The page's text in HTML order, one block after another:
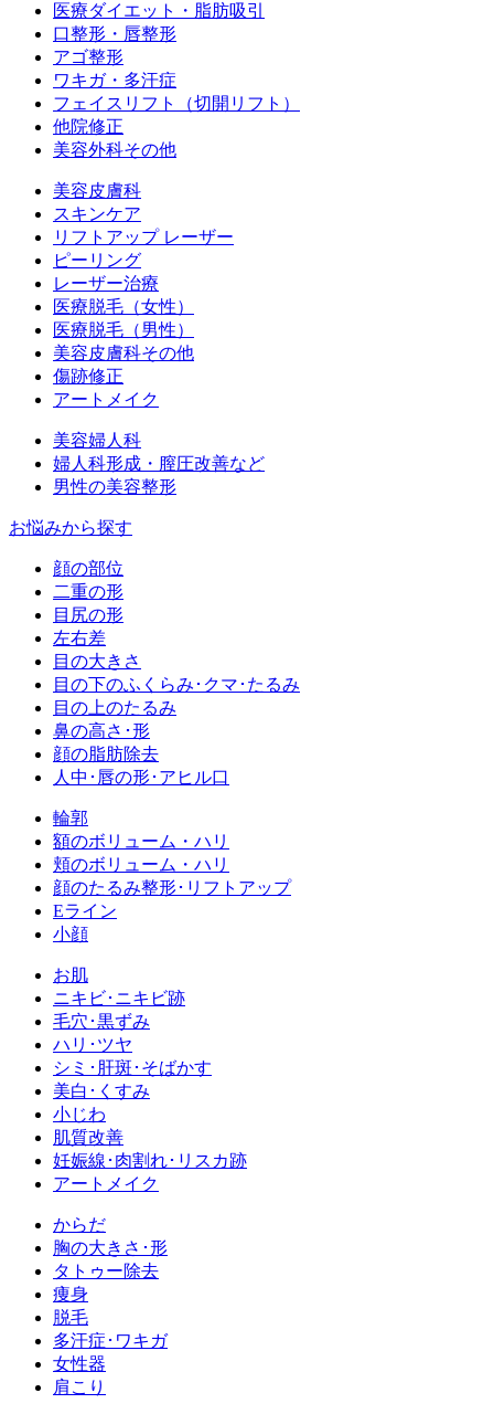
医療ダイエット・脂肪吸引
口整形・唇整形
アゴ整形
ワキガ・多汗症
フェイスリフト（切開リフト）
他院修正
美容外科その他
美容皮膚科
スキンケア
リフトアップ レーザー
ピーリング
レーザー治療
医療脱毛（女性）
医療脱毛（男性）
美容皮膚科その他
傷跡修正
アートメイク
美容婦人科
婦人科形成・膣圧改善など
男性の美容整形
お悩みから探す
顔の部位
二重の形
目尻の形
左右差
目の大きさ
目の下のふくらみ･クマ･たるみ
目の上のたるみ
鼻の高さ･形
顔の脂肪除去
人中･唇の形･アヒル口
輪郭
額のボリューム・ハリ
頬のボリューム・ハリ
顔のたるみ整形･リフトアップ
Eライン
小顔
お肌
ニキビ･ニキビ跡
毛穴･黒ずみ
ハリ･ツヤ
シミ･肝斑･そばかす
美白･くすみ
小じわ
肌質改善
妊娠線･肉割れ･リスカ跡
アートメイク
からだ
胸の大きさ･形
タトゥー除去
痩身
脱毛
多汗症･ワキガ
女性器
肩こり